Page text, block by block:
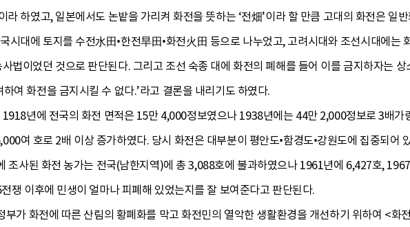
라 하였고, 일본에서도 논밭을 가리켜 화전을 뜻하는 ‘전畑’이라 할 만큼 고대의 화전은 일
시대에 토지를 수전水田•한전旱田•화전火田 등으로 나누었고, 고려시대와 조선시대에는
법이었던 것으로 판단된다. 그리고 조선 숙종 대에 화전의 폐해를 들어 이를 금지하자는
여 화전을 금지시킬 수 없다.’라고 결론을 내리기도 하였다.
년에 전국의 화전 면적은 15만 4,000정보였으나 1938년에는 44만 2,000정보로 3배
여 호로 2배 이상 증가하였다. 당시 화전은 대부분이 평안도•함경도•강원도에 집중되어
조사된 화전 농가는 전국(남한지역)에 총 3,088호에 불과하였으나 1961년에 6,427호,
쟁 이후에 민생이 얼마나 피폐해 있었는지를 잘 보여준다고 판단된다.
부가 화전에 따른 산림의 황폐화를 막고 화전민의 열악한 생활환경을 개선하기 위하여 <화